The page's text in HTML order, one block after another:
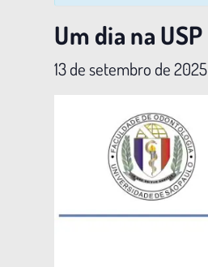
Um dia na USP
13 de setembro de 2025